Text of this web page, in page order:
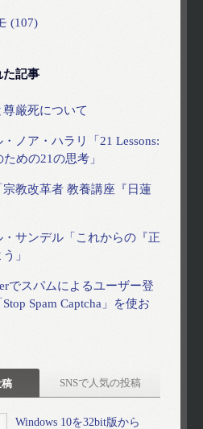
(107)
た記事
厳死について
ノア・ハラリ「21 Lessons:
めの21の思考」
教改革者 教養講座『日蓮
サンデル「これからの『正
」
でスパムによるユーザー登
Spam Captcha」を使お
SNSで人気の投稿
Windows 10を32bit版から